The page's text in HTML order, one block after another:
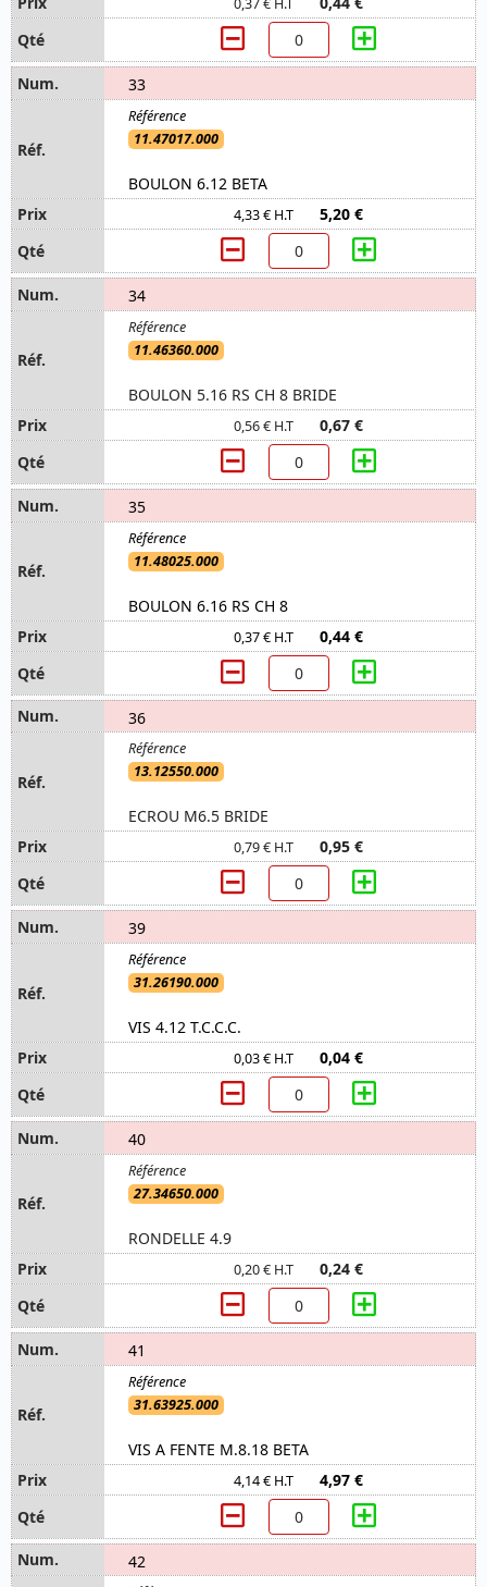
0,37 € H.T
33
11.47017.000
BOULON 6.12 BETA
4,33 € H.T 5,20 €
34
11.46360.000
BOULON 5.16 RS CH 8 BRIDE
0,56 € H.T 0,67 €
35
11.48025.000
BOULON 6.16 RS CH 8
0,37 € H.T 0,44 €
36
13.12550.000
ECROU M6.5 BRIDE
0,79 € H.T 0,95 €
39
31.26190.000
VIS 4.12 T.C.C.C.
0,03 € H.T 0,04 €
40
27.34650.000
RONDELLE 4.9
0,20 € H.T 0,24 €
41
31.63925.000
VIS A FENTE M.8.18 BETA
4,14 € H.T 4,97 €
42